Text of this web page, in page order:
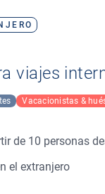
viajes
Vacacionistas &
de 10 personas
el extranjero